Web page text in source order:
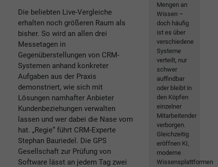
Die beliebten Live-Vergleiche
erhalten noch größeren Raum als
bisher. So wird an allen drei
Messetagen in
Gegenüberstellungen von CRM-
Systemen anhand konkreter
Aufgaben aus der Praxis
demonstriert, wie sich mit
Lösungen namhafter Anbieter
Kundenbeziehungen verwalten
lassen und wer dabei die Nase vorn
hat. „Regie“ führt CRM-Experte
Stephan Bauriedel. Die GPS
Gesellschaft zur Prüfung von
Software lässt an jedem Tag zwei
Mengen an
Wissen –
doch häufig
ist es über
verschiedene
Systeme
verteilt, nur
schwer
auffindbar
oder bleibt in
den Köpfen
einzelner
Mitarbeitender
verborgen.
Gleichzeitig
eröffnen KI,
moderne
Wissensplattformen